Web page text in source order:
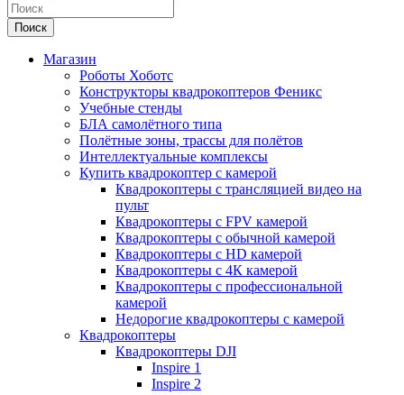
Поиск
Магазин
Роботы Хоботс
Конструкторы квадрокоптеров Феникс
Учебные стенды
БЛА самолётного типа
Полётные зоны, трассы для полётов
Интеллектуальные комплексы
Купить квадрокоптер с камерой
Квадрокоптеры с трансляцией видео на
пульт
Квадрокоптеры с FPV камерой
Квадрокоптеры с обычной камерой
Квадрокоптеры с HD камерой
Квадрокоптеры с 4К камерой
Квадрокоптеры с профессиональной
камерой
Недорогие квадрокоптеры с камерой
Квадрокоптеры
Квадрокоптеры DJI
Inspire 1
Inspire 2